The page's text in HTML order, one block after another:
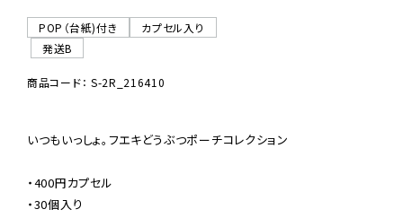
POP（台紙)付き
カプセル入り
発送B
商品コード： S-2R_216410
いつもいっしょ。フエキどうぶつポーチコレクション
・400円カプセル
・30個入り